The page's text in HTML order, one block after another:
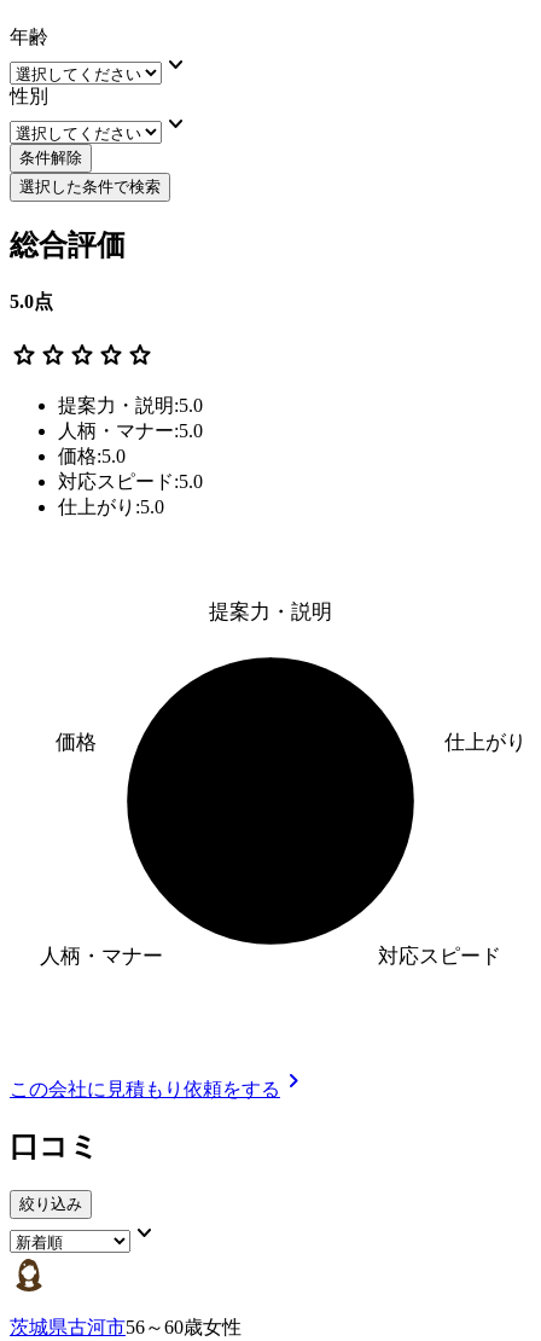
年齢
keyboard_arrow_down
性別
keyboard_arrow_down
条件解除
選択した条件で検索
総合評価
5.0点
star star star star star
提案力・説明:5.0
人柄・マナー:5.0
価格:5.0
対応スピード:5.0
仕上がり:5.0
提案力・説明
仕上がり
対応スピード
人柄・マナー
価格
この会社に見積もり依頼をする chevron_right
口コミ
絞り込み
keyboard_arrow_down
茨城県古河市56～60歳女性